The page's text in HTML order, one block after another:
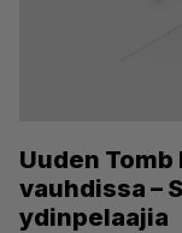
Uuden
vauhdissa –
ydinpelaajia